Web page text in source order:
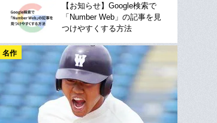
【お知らせ】Google検索で
「Number Web」の記事を見
つけやすくする方法
名作